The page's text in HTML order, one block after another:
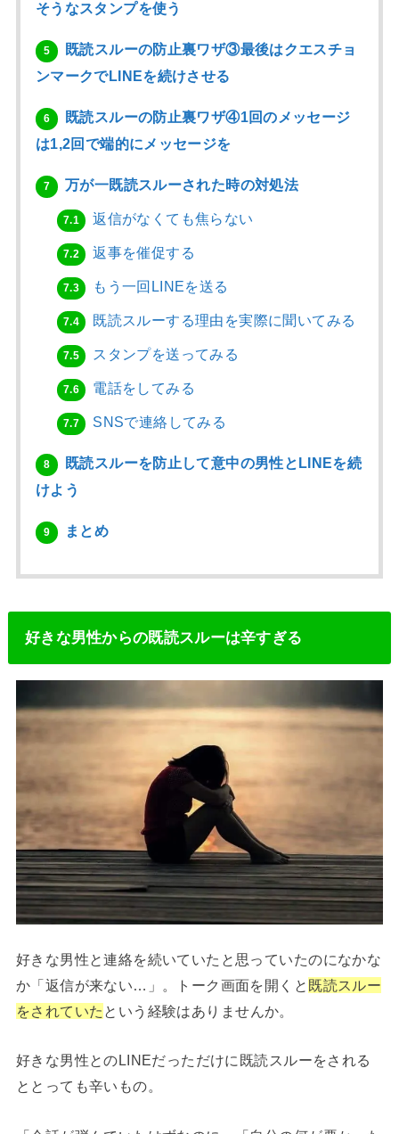
そうなスタンプを使う
5
既読スルーの防止裏ワザ③最後はクエスチョ
ンマークでLINEを続けさせる
6
既読スルーの防止裏ワザ④1回のメッセージ
は1,2回で端的にメッセージを
7 万が一既読スルーされた時の対処法
7.1 返信がなくても焦らない
7.2 返事を催促する
7.3 もう一回LINEを送る
7.4 既読スルーする理由を実際に聞いてみる
7.5 スタンプを送ってみる
7.6 電話をしてみる
7.7 SNSで連絡してみる
8
既読スルーを防止して意中の男性とLINEを続
けよう
9 まとめ
好きな男性からの既読スルーは辛すぎる
好きな男性と連絡を続いていたと思っていたのになかな
か「返信が来ない…」。トーク画面を開くと 既読スルー
をされていた という経験はありませんか。
好きな男性とのLINEだっただけに既読スルーをされる
ととっても辛いもの。